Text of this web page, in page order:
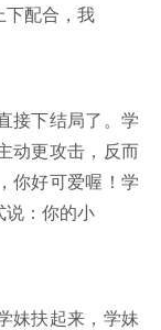
下配合，我
接下结局了。学
动更攻击，反而
你好可爱喔！学
说：你的小
妹扶起来，学妹